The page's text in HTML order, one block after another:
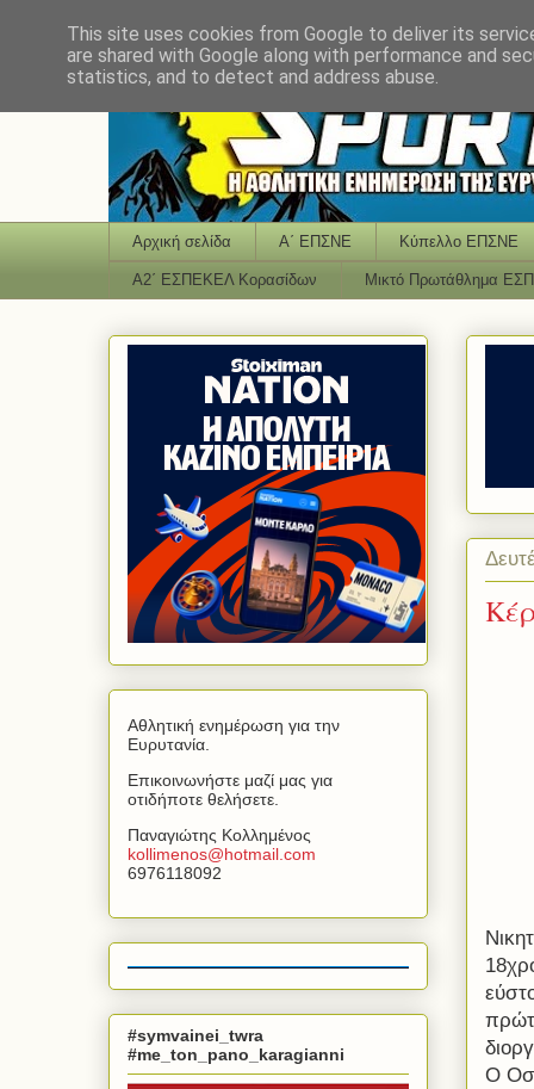
Αρχική σελίδα Α΄ ΕΠΣΝΕ Κύπελλο ΕΠΣΝΕ
Α2΄ ΕΣΠΕΚΕΛ Κορασίδων Μικτό Πρωτάθλημα
Ο
Αθλητική ενημέρωση για την
Ευρυτανία.
Επικοινωνήστε μαζί μας για
οτιδήποτε θελήσετε.
Παναγιώτης Κολλημένος
kollimenos@hotmail com
6976118092
#symvainei_twra
#me_ton_pano_karagianni
This site uses cookies from Google to deliver its
are shared with Google along with performance and
statistics, and to detect and address abuse.